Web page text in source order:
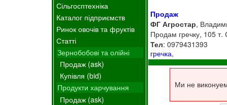
Сільгосптехніка
Каталог підприємств
Ринок овочів та фруктів
Статті
Зернобобові та олійні
Продаж (ask)
Купівля (bid)
Продукти харчування
Продаж (ask)
Продаж
ФГ Агростар,
Продам гречку, 105 т.
Тел: 0979431393
гречка,
Ми не